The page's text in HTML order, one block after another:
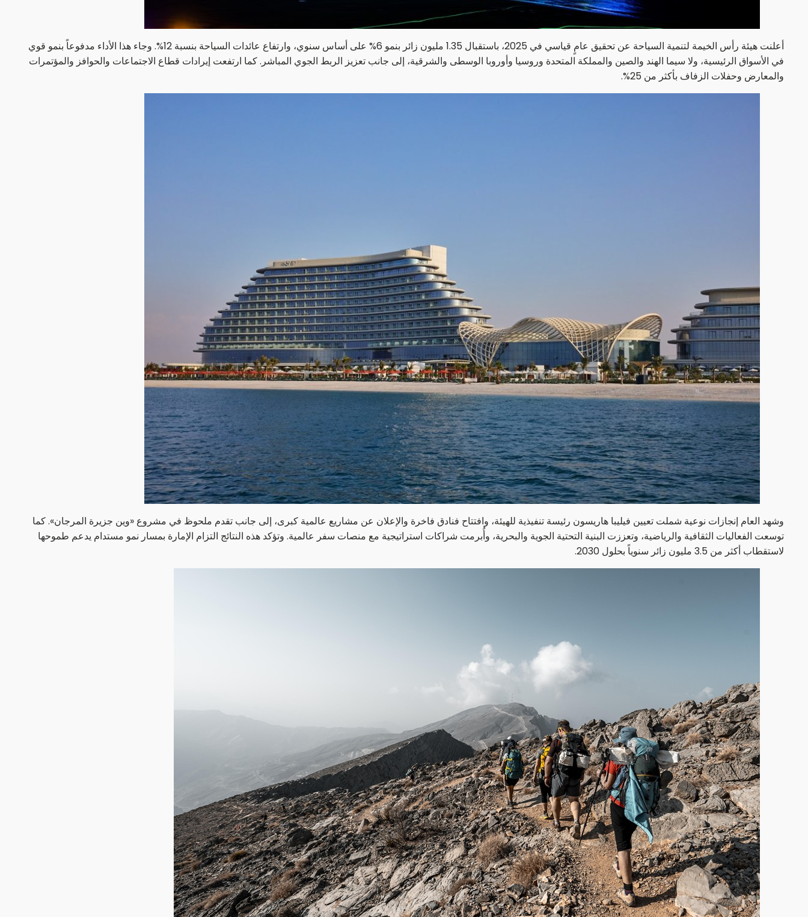
أعلنت هيئة رأس الخيمة لتنمية السياحة عن تحقيق عامٍ قياسي في 2025، باستقبال 1.35 مليون زائر بنمو 6% على أساس سنوي، وارتفاع عائدات السياحة بنسبة 12%. وجاء هذا الأداء مدفوعاً بنمو قوي
في الأسواق الرئيسية، ولا سيما الهند والصين والمملكة المتحدة وروسيا وأوروبا الوسطى والشرقية، إلى جانب تعزيز الربط الجوي المباشر. كما ارتفعت إيرادات قطاع الاجتماعات والحوافز والمؤتمرات
والمعارض وحفلات الزفاف بأكثر من 25%.
وشهد العام إنجازات نوعية شملت تعيين فيليبا هاريسون رئيسة تنفيذية للهيئة، وافتتاح فنادق فاخرة والإعلان عن مشاريع عالمية كبرى، إلى جانب تقدم ملحوظ في مشروع «وين جزيرة المرجان». كما
توسعت الفعاليات الثقافية والرياضية، وتعززت البنية التحتية الجوية والبحرية، وأُبرمت شراكات استراتيجية مع منصات سفر عالمية. وتؤكد هذه النتائج التزام الإمارة بمسار نمو مستدام يدعم طموحها
لاستقطاب أكثر من 3.5 مليون زائر سنوياً بحلول 2030.